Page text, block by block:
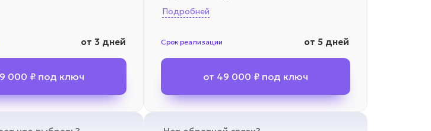
от 3 дней
000 ₽ под ключ
Подробней
Срок реализации от 5 дней
от 49 000 ₽ под ключ